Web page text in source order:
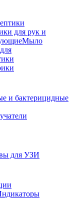
для рук и
Мыло
и бактерицидные
для УЗИ